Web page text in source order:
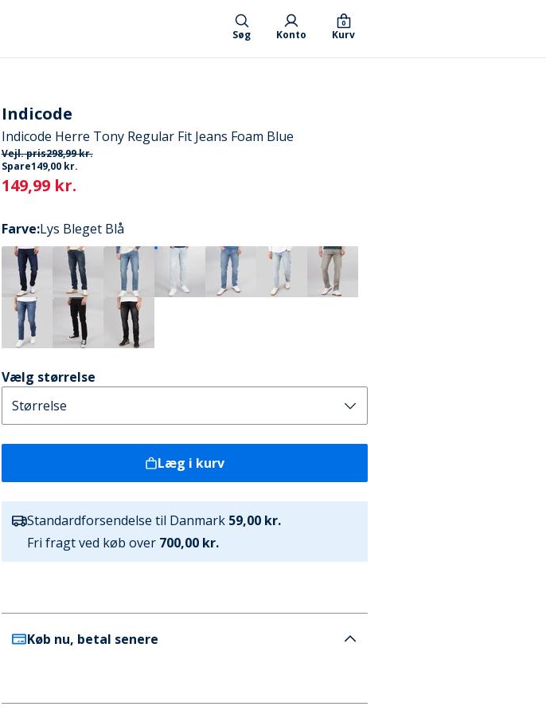
Søg Konto Kurv
0
Indicode
Indicode Herre Tony Regular Fit Jeans Foam Blue
Vejl. pris298,99 kr.
Spare149,00 kr.
Current
149,99 kr.
Farve:Lys Bleget Blå
Vælg størrelse
Læg i kurv
Standardforsendelse til Danmark 59,00 kr.
Fri fragt ved køb over 700,00 kr.
Køb nu, betal senere